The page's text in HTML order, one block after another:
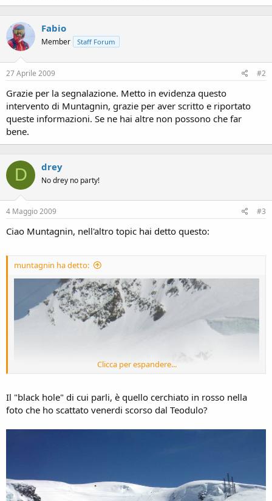
Fabio
Member Staff Forum
27 Aprile 2009 #2
Grazie per la segnalazione. Metto in evidenza questo
intervento di Muntagnin, grazie per aver scritto e riportato
queste informazioni. Se ne hai altre non possono che far
bene.
D drey
No drey no party!
4 Maggio 2009 #3
Ciao Muntagnin, nell'altro topic hai detto questo:
muntagnin ha detto:
Durante l'inverno passo molte ore lassù perchè lavoro nel soccorso
piste di Cervinia.L'anno scorso sono morti in otto nei buchi del
ghiacciaio sul lato svizzero, in particolare nel buco tra le due
Clicca per espandere...
Il "black hole" di cui parli, è quello cerchiato in rosso nella
foto che ho scattato venerdi scorso dal Teodulo?